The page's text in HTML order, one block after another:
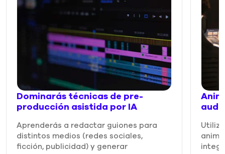
Dominarás técnicas de pre-
producción asistida por IA
Aprenderás a redactar guiones para
distintos medios (redes sociales,
ficción, publicidad) y generar